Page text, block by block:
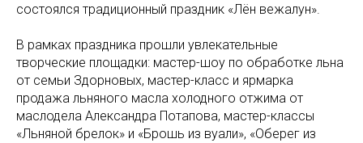
состоялся традиционный праздник «Лён вежалун».
В рамках праздника прошли увлекательные
творческие площадки: мастер-шоу по обработке льна
от семьи Здорновых, мастер-класс и ярмарка
продажа льняного масла холодного отжима от
маслодела Александра Потапова, мастер-классы
«Льняной брелок» и «Брошь из вуали», «Оберег из